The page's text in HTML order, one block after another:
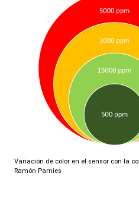
Variación de color en el sensor con la
Ramón Pamies